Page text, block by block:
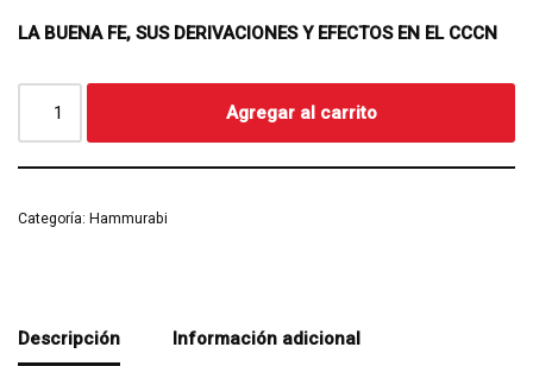
LA BUENA FE, SUS DERIVACIONES Y EFECTOS EN EL CCCN
Agregar al carrito
Categoría: Hammurabi
Descripción Información adicional